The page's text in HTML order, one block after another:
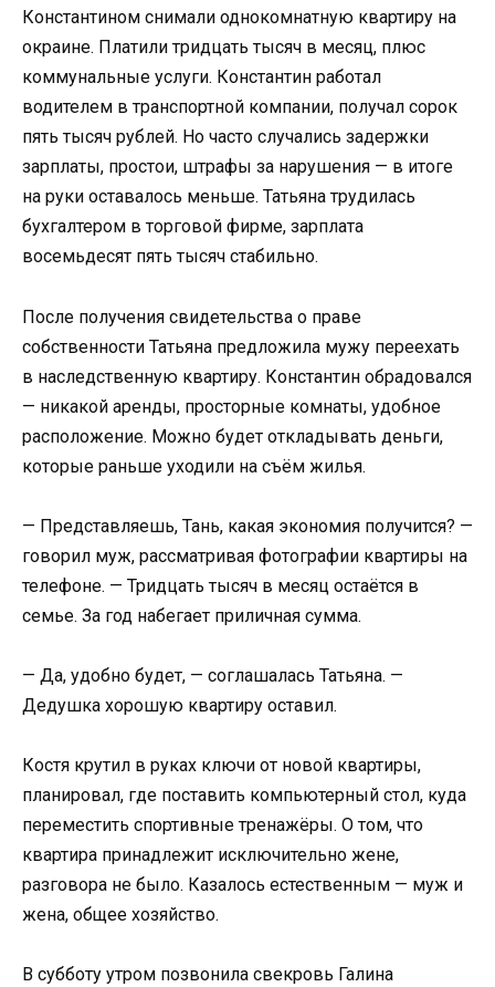
Константином снимали однокомнатную квартиру на
окраине. Платили тридцать тысяч в месяц, плюс
коммунальные услуги. Константин работал
водителем в транспортной компании, получал сорок
пять тысяч рублей. Но часто случались задержки
зарплаты, простои, штрафы за нарушения — в итоге
на руки оставалось меньше. Татьяна трудилась
бухгалтером в торговой фирме, зарплата
восемьдесят пять тысяч стабильно.
После получения свидетельства о праве
собственности Татьяна предложила мужу переехать
в наследственную квартиру. Константин обрадовался
— никакой аренды, просторные комнаты, удобное
расположение. Можно будет откладывать деньги,
которые раньше уходили на съём жилья.
— Представляешь, Тань, какая экономия получится? —
говорил муж, рассматривая фотографии квартиры на
телефоне. — Тридцать тысяч в месяц остаётся в
семье. За год набегает приличная сумма.
— Да, удобно будет, — соглашалась Татьяна. —
Дедушка хорошую квартиру оставил.
Костя крутил в руках ключи от новой квартиры,
планировал, где поставить компьютерный стол, куда
переместить спортивные тренажёры. О том, что
квартира принадлежит исключительно жене,
разговора не было. Казалось естественным — муж и
жена, общее хозяйство.
В субботу утром позвонила свекровь Галина